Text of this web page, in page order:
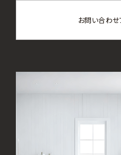
お問い合わせ